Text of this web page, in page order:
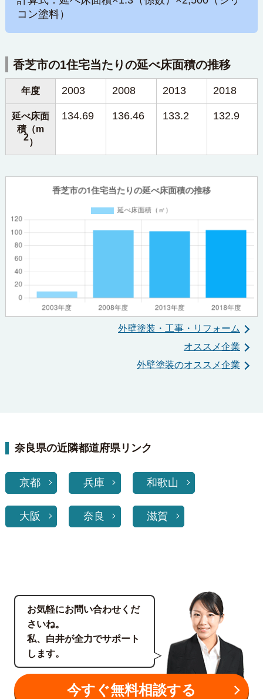
コン塗料）
香芝市の1住宅当たりの延べ床面積の推移
年度 2003 2008 2013 2018
延べ床面
積（m
2）
134.69 136.46 133.2 132.9
外壁塗装・工事・リフォーム
オススメ企業
外壁塗装のオススメ企業
奈良県の近隣都道府県リンク
京都 兵庫 和歌山
大阪 奈良 滋賀
お気軽にお問い合わせくだ
さいね。
私、白井が全力でサポート
します。
今すぐ無料相談する